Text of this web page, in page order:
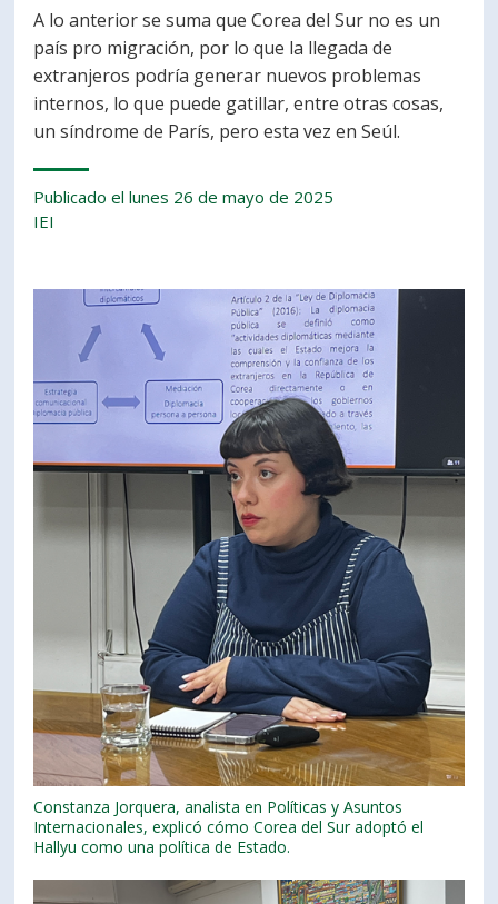
Constanza Jorquera, analista en Políticas y Asuntos
Internacionales, explicó cómo Corea del Sur adoptó el
Hallyu como una política de Estado.
A lo anterior se suma que Corea del Sur no es un
país pro migración, por lo que la llegada de
extranjeros podría generar nuevos problemas
internos, lo que puede gatillar, entre otras cosas,
un síndrome de París, pero esta vez en Seúl.
Publicado el lunes 26 de mayo de 2025
IEI